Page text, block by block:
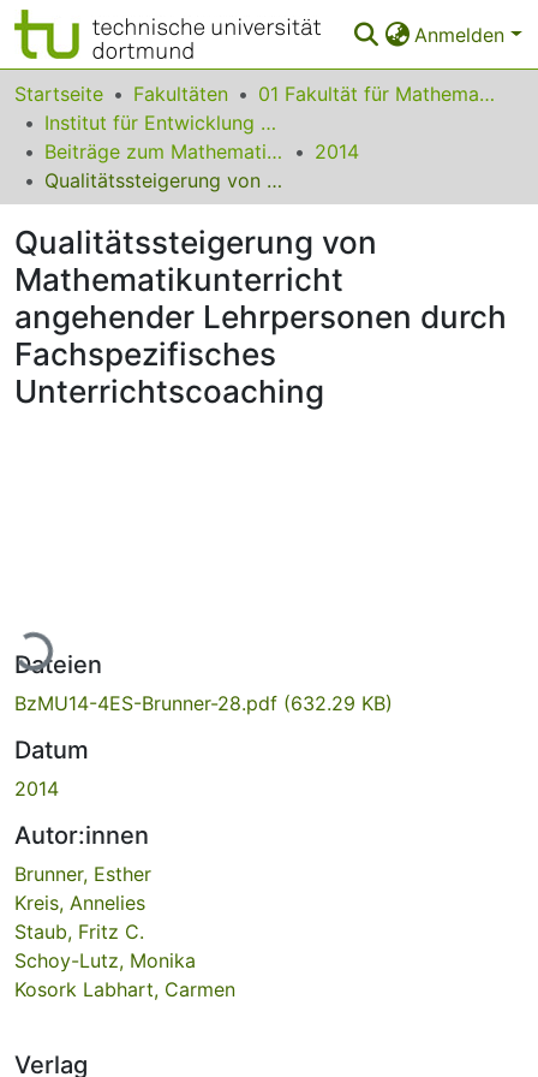
Anmelden
Bereiche & Sammlungen
Das gesamte Repositorium
Statistiken
FAQ
Leitlinien
Zurück zur Startseite
Startseite Fakultäten
01 Fakultät für Mathematik
Institut für Entwicklung und Erforschung des Mathematikunterrichts
Beiträge zum Mathematikunterricht
2014
Qualitätssteigerung von Mathematikunterricht angehender Lehrpersonen durch Fachspezifisches Unterrichtscoaching
Qualitätssteigerung von
Mathematikunterricht
angehender Lehrpersonen durch
Fachspezifisches
Unterrichtscoaching
Dateien
BzMU14-4ES-Brunner-28.pdf (632.29 KB)
Datum
2014
Autor:innen
Brunner, Esther
Kreis, Annelies
Staub, Fritz C.
Schoy-Lutz, Monika
Kosork Labhart, Carmen
Verlag